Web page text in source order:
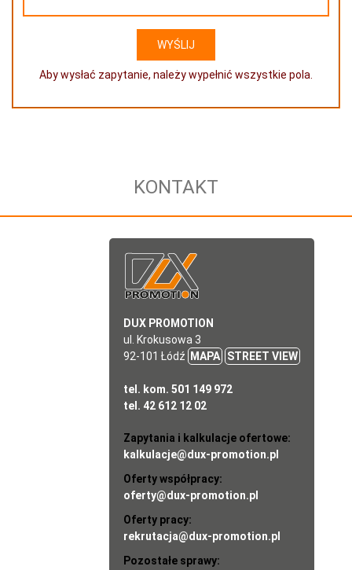
Aby wysłać zapytanie, należy wypełnić wszystkie pola.
KONTAKT
DUX PROMOTION
ul. Krokusowa 3
92-101 Łódź
MAPA STREET VIEW
tel. kom. 501 149 972
tel. 42 612 12 02
Zapytania i kalkulacje ofertowe:
kalkulacje@dux-promotion.pl
Oferty współpracy:
oferty@dux-promotion.pl
Oferty pracy:
rekrutacja@dux-promotion.pl
Pozostałe sprawy: